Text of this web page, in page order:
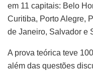
em 11 capitais: Belo
Curitiba, Porto Alegre,
de Janeiro, Salvador e
A prova teórica teve
além das questões